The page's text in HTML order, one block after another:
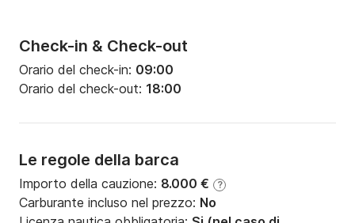
Check-in & Check-out
Orario del check-in: 09:00
Orario del check-out: 18:00
Le regole della barca
Importo della cauzione: 8.000 € ?
Carburante incluso nel prezzo: No